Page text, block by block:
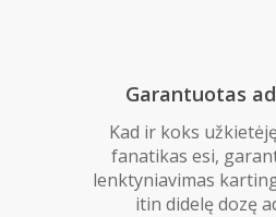
Garantuotas
Kad ir koks
fanatikas esi,
lenktyniavimas
itin didelę dozę